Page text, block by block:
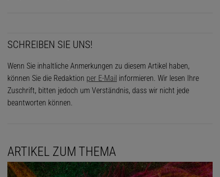
SCHREIBEN SIE UNS!
Wenn Sie inhaltliche Anmerkungen zu diesem Artikel haben,
können Sie die Redaktion per E-Mail informieren. Wir lesen Ihre
Zuschrift, bitten jedoch um Verständnis, dass wir nicht jede
beantworten können.
ARTIKEL ZUM THEMA